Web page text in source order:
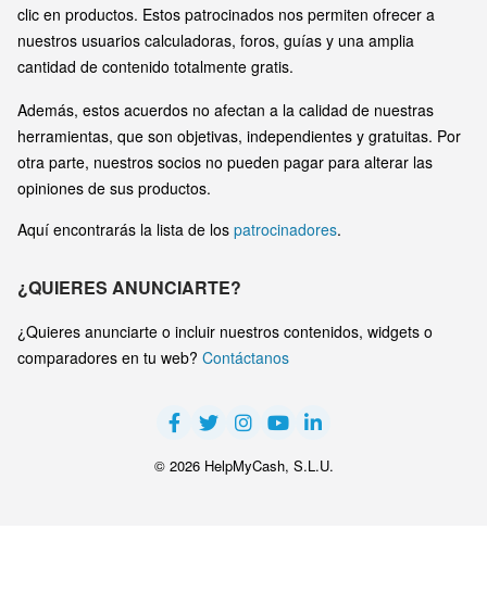
clic en productos. Estos patrocinados nos permiten ofrecer a
nuestros usuarios calculadoras, foros, guías y una amplia
cantidad de contenido totalmente gratis.
Además, estos acuerdos no afectan a la calidad de nuestras
herramientas, que son objetivas, independientes y gratuitas. Por
otra parte, nuestros socios no pueden pagar para alterar las
opiniones de sus productos.
Aquí encontrarás la lista de los patrocinadores.
¿QUIERES ANUNCIARTE?
¿Quieres anunciarte o incluir nuestros contenidos, widgets o
comparadores en tu web? Contáctanos
© 2026 HelpMyCash, S.L.U.